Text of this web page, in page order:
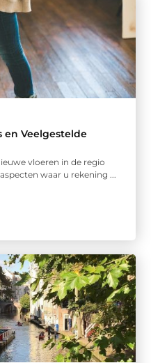
en Veelgestelde
vloeren in de regio
waar u rekening ...